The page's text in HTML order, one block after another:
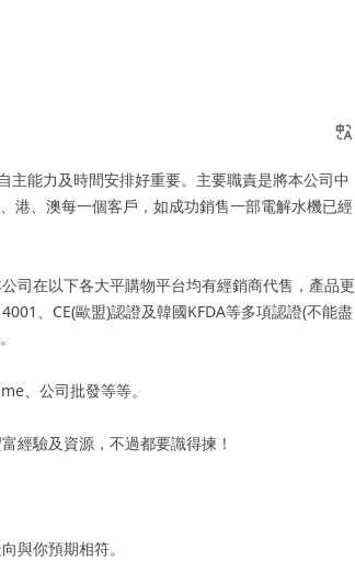
能力及時間安排好重要。主要職責是將本公司中
、澳每一個客戶，如成功銷售一部電解水機已經
司在以下各大平購物平台均有經銷商代售，產品更
、CE(歐盟)認證及韓國KFDA等多項認證(不能盡
、公司批發等等。
經驗及資源，不過都要識得揀！
與你預期相符。